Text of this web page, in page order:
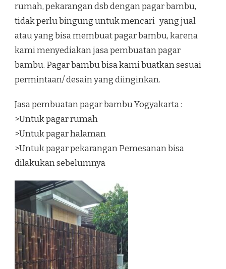
rumah, pekarangan dsb dengan pagar bambu,
tidak perlu bingung untuk mencari yang jual
atau yang bisa membuat pagar bambu, karena
kami menyediakan jasa pembuatan pagar
bambu. Pagar bambu bisa kami buatkan sesuai
permintaan/ desain yang diinginkan.
Jasa pembuatan pagar bambu Yogyakarta :
>Untuk pagar rumah
>Untuk pagar halaman
>Untuk pagar pekarangan Pemesanan bisa
dilakukan sebelumnya